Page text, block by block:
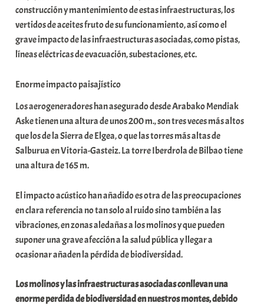
construcción y mantenimiento de estas infraestructuras, los
vertidos de aceites fruto de su funcionamiento, así como el
grave impacto de las infraestructuras asociadas, como pistas,
líneas eléctricas de evacuación, subestaciones, etc.
Enorme impacto paisajístico
Los aerogeneradores han asegurado desde Arabako Mendiak
Aske tienen una altura de unos 200 m., son tres veces más altos
que los de la Sierra de Elgea, o que las torres más altas de
Salburua en Vitoria-Gasteiz. La torre Iberdrola de Bilbao tiene
una altura de 165 m.
El impacto acústico han añadido es otra de las preocupaciones
en clara referencia no tan solo al ruido sino también a las
vibraciones, en zonas aledañas a los molinos y que pueden
suponer una grave afección a la salud pública y llegar a
ocasionar añaden la pérdida de biodiversidad.
Los molinos y las infraestructuras asociadas conllevan una
enorme perdida de biodiversidad en nuestros montes, debido